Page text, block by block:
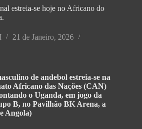
estreia-se hoje no Africano do
21 de Janeiro, 2026
de andebol estreia-se na
Africano das Nações (CAN)
o Uganda, em jogo da
B, no Pavilhão BK Arena, a
Angola)